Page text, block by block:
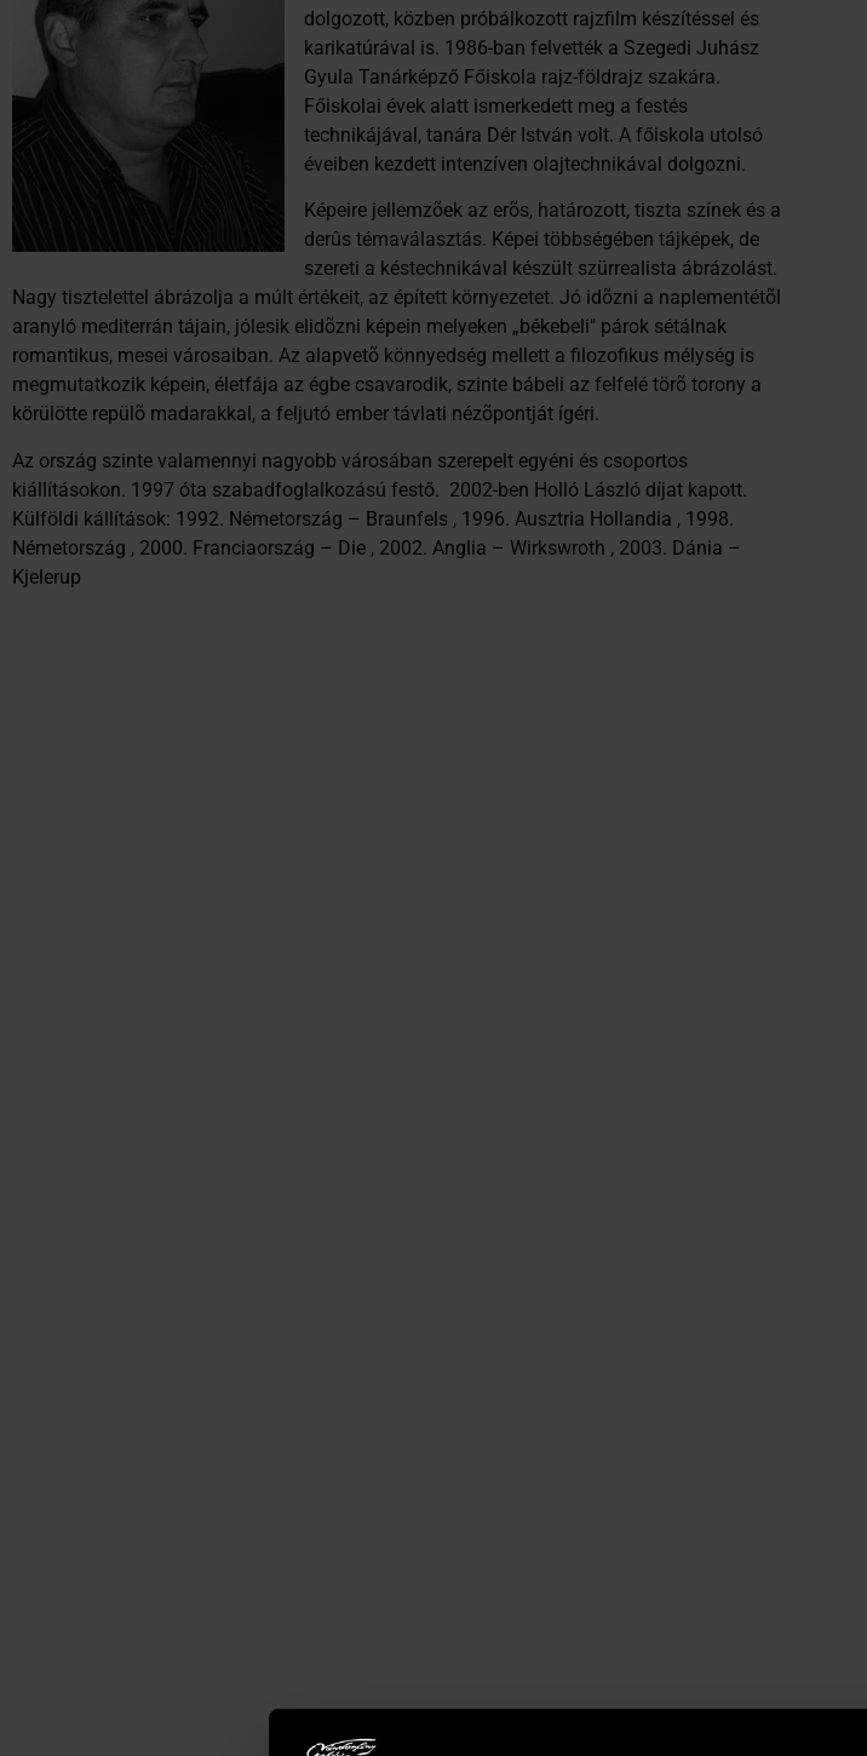
dolgozott, közben próbálkozott rajzfilm készítéssel és
karikatúrával is. 1986-ban felvették a Szegedi Juhász
Gyula Tanárképző Főiskola rajz-földrajz szakára.
Főiskolai évek alatt ismerkedett meg a festés
technikájával, tanára Dér István volt. A főiskola utolsó
éveiben kezdett intenzíven olajtechnikával dolgozni.
Képeire jellemzõek az erõs, határozott, tiszta színek és a
derûs témaválasztás. Képei többségében tájképek, de
szereti a késtechnikával készült szürrealista ábrázolást.
Nagy tisztelettel ábrázolja a múlt értékeit, az épített környezetet. Jó idõzni a naplementétõl
aranyló mediterrán tájain, jólesik elidõzni képein melyeken „békebeli" párok sétálnak
romantikus, mesei városaiban. Az alapvetõ könnyedség mellett a filozofikus mélység is
megmutatkozik képein, életfája az égbe csavarodik, szinte bábeli az felfelé törõ torony a
körülötte repülõ madarakkal, a feljutó ember távlati nézõpontját ígéri.
Az ország szinte valamennyi nagyobb városában szerepelt egyéni és csoportos
kiállításokon. 1997 óta szabadfoglalkozású festő. 2002-ben Holló László díjat kapott.
Külföldi kállítások: 1992. Németország – Braunfels , 1996. Ausztria Hollandia , 1998.
Németország , 2000. Franciaország – Die , 2002. Anglia – Wirkswroth , 2003. Dánia –
Kjelerup